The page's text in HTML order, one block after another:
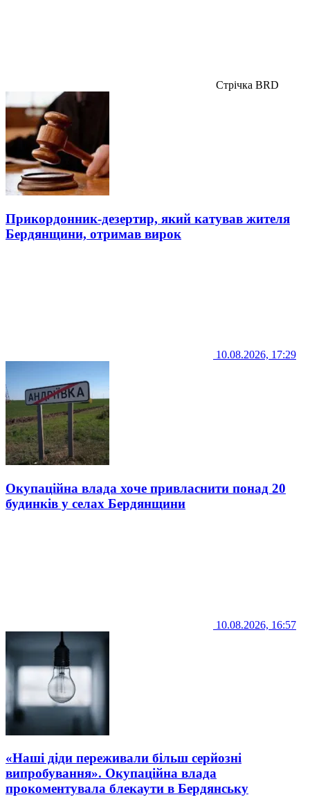
Стрічка BRD
Прикордонник-дезертир, який катував жителя
Бердянщини, отримав вирок
10.08.2026, 17:29
Окупаційна влада хоче привласнити понад 20
будинків у селах Бердянщини
10.08.2026, 16:57
«Наші діди переживали більш серйозні
випробування». Окупаційна влада
прокоментувала блекаути в Бердянську